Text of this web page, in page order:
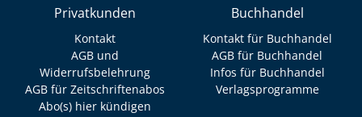
Privatkunden
Kontakt
AGB und
Widerrufsbelehrung
AGB für Zeitschriftenabos
Abo(s) hier kündigen
Buchhandel
Kontakt für Buchhandel
AGB für Buchhandel
Infos für Buchhandel
Verlagsprogramme